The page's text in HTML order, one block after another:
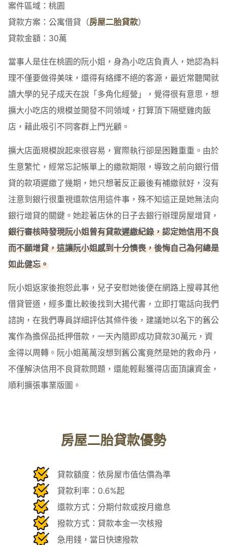
案件區域：桃園
貸款方案：公寓借貸（房屋二胎貸款）
貸款金額：30萬
當事人是住在桃園的阮小姐，身為小吃店負責人，她認為料
理不僅要做得美味，還得有絡繹不絕的客源，最近常聽聞就
讀大學的兒子成天在說「多角化經營」，覺得很有意思，想
擴大小吃店的規模並開發不同領域，打算頂下隔壁雞肉飯
店，藉此吸引不同客群上門光顧。
擴大店面規模說起來很容易，實際執行卻是困難重重。由於
生意繁忙，經常忘記帳單上的繳款期限，導致之前向銀行借
貸的款項遲繳了幾期，她只想著反正最後有補繳就好，沒有
注意到銀行很重視還款信用這件事，殊不知這正是她無法向
銀行增貸的關鍵。她趁著店休的日子去銀行辦理房屋增貸，
銀行審核時發現阮小姐曾有貸款遲繳紀錄，認定她信用不良
而不願增貸，這讓阮小姐感到十分懊喪，後悔自己為何總是
如此健忘。
阮小姐返家後抱怨此事，兒子安慰她後便在網路上搜尋其他
借貸管道，經多重比較後找到大揚代書，立即打電話向我們
諮詢，在我們專員詳細評估其條件後，建議她以名下的舊公
寓作為擔保品抵押借款，一天內隨即成功貸款30萬元，資
金得以周轉。阮小姐萬萬沒想到舊公寓竟然是她的救命丹，
不僅解決信用不良貸款問題，還能輕鬆獲得店面頂讓資金，
順利擴張事業版圖。
房屋二胎貸款優勢
貸款額度：依房屋市值估價為準
貸款利率：0.6%起
還款方式：分期付款或按月繳息
撥款方式：貸款本金一次核撥
急用錢，當日快速撥款